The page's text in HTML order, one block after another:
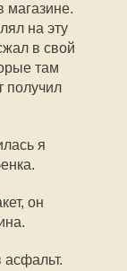
магазине.
на эту
в свой
там
получил
я
он
асфальт.